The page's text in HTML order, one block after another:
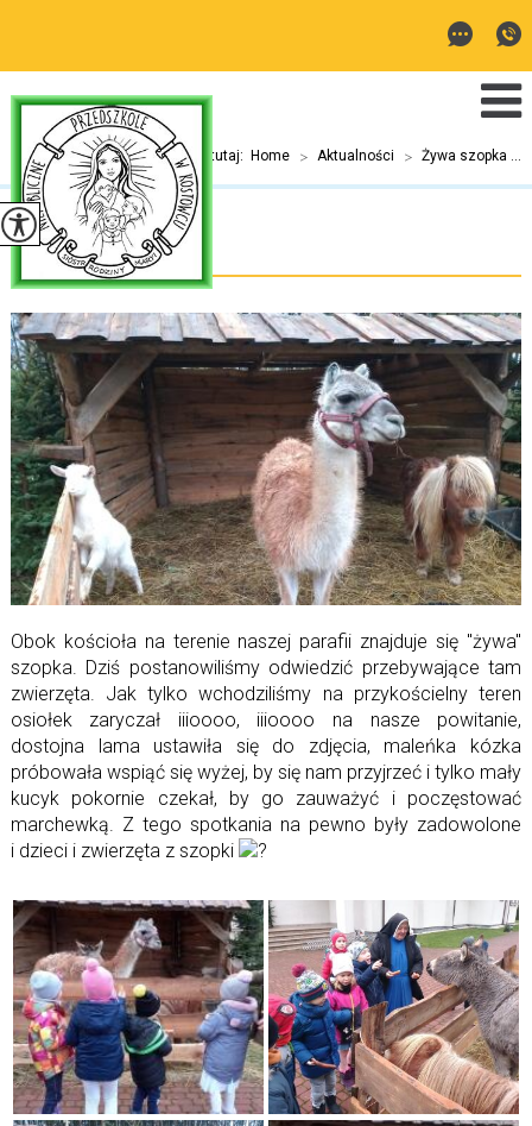
Jesteś tutaj: Home > Aktualności > Żywa szopka ...
Żywa szopka
Obok kościoła na terenie naszej parafii znajduje się "żywa"
szopka. Dziś postanowiliśmy odwiedzić przebywające tam
zwierzęta. Jak tylko wchodziliśmy na przykościelny teren
osiołek zaryczał iiioooo, iiioooo na nasze powitanie,
dostojna lama ustawiła się do zdjęcia, maleńka kózka
próbowała wspiąć się wyżej, by się nam przyjrzeć i tylko mały
kucyk pokornie czekał, by go zauważyć i poczęstować
marchewką. Z tego spotkania na pewno były zadowolone
i dzieci i zwierzęta z szopki